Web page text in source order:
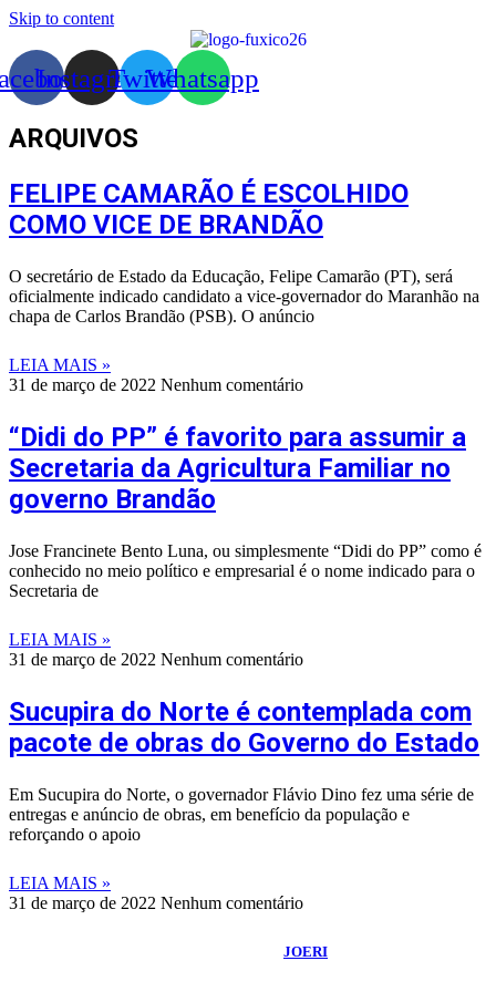
Skip to content
InstagramTwitterWhatsapp
ARQUIVOS
FELIPE CAMARÃO É ESCOLHIDO
COMO VICE DE BRANDÃO
O secretário de Estado da Educação, Felipe Camarão (PT), será
oficialmente indicado candidato a vice-governador do Maranhão na
chapa de Carlos Brandão (PSB). O anúncio
LEIA MAIS »
31 de março de 2022 Nenhum comentário
“Didi do PP” é favorito para assumir a
Secretaria da Agricultura Familiar no
governo Brandão
Jose Francinete Bento Luna, ou simplesmente “Didi do PP” como é
conhecido no meio político e empresarial é o nome indicado para o
Secretaria de
LEIA MAIS »
31 de março de 2022 Nenhum comentário
Sucupira do Norte é contemplada com
pacote de obras do Governo do Estado
Em Sucupira do Norte, o governador Flávio Dino fez uma série de
entregas e anúncio de obras, em benefício da população e
reforçando o apoio
LEIA MAIS »
31 de março de 2022 Nenhum comentário
JOERI